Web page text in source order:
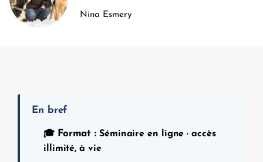
Nina Esmery
En bref
🎓 Format : Séminaire en ligne · accès
illimité, à vie